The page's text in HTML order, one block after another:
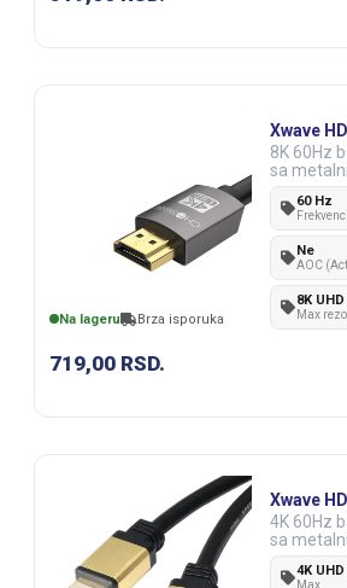
Na lageru Brza isporuka
719,00 RSD.
Xwave
8K 60Hz
sa
60 Hz
Ne
AOC
Cable)
8K UHD
Max
Xwave
4K 60Hz
sa
4K UHD